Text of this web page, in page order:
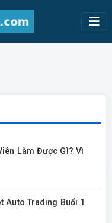
Làm Được Gì? Vì
Auto Trading Buổi 1